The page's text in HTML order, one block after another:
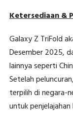
Ketersediaan &
Galaxy Z TriFold
Desember 2025,
lainnya seperti
Setelah
terpilih di negara-
untuk